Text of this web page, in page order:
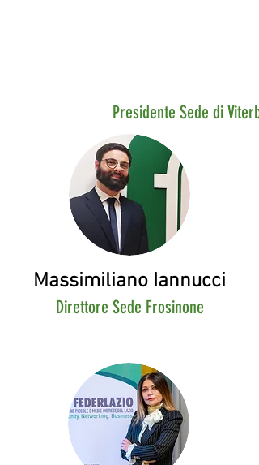
Presidente Sede di Viterbo
Massimiliano Iannucci
Direttore Sede Frosinone